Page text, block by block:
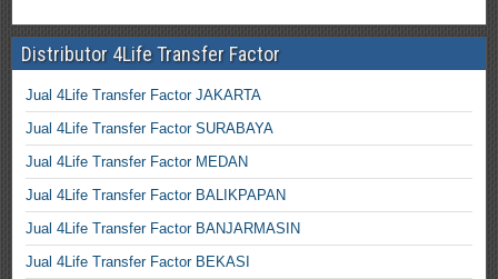
Distributor 4Life Transfer Factor
Jual 4Life Transfer Factor JAKARTA
Jual 4Life Transfer Factor SURABAYA
Jual 4Life Transfer Factor MEDAN
Jual 4Life Transfer Factor BALIKPAPAN
Jual 4Life Transfer Factor BANJARMASIN
Jual 4Life Transfer Factor BEKASI